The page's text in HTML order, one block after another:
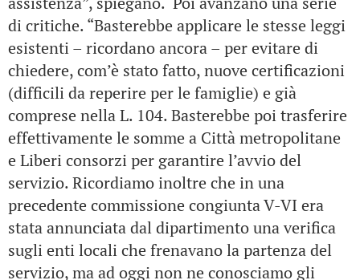
di critiche. “Basterebbe applicare le stesse leggi
esistenti – ricordano ancora – per evitare di
chiedere, com’è stato fatto, nuove certificazioni
(difficili da reperire per le famiglie) e già
comprese nella L. 104. Basterebbe poi trasferire
effettivamente le somme a Città metropolitane
e Liberi consorzi per garantire l’avvio del
servizio. Ricordiamo inoltre che in una
precedente commissione congiunta V-VI era
stata annunciata dal dipartimento una verifica
sugli enti locali che frenavano la partenza del
servizio, ma ad oggi non ne conosciamo gli